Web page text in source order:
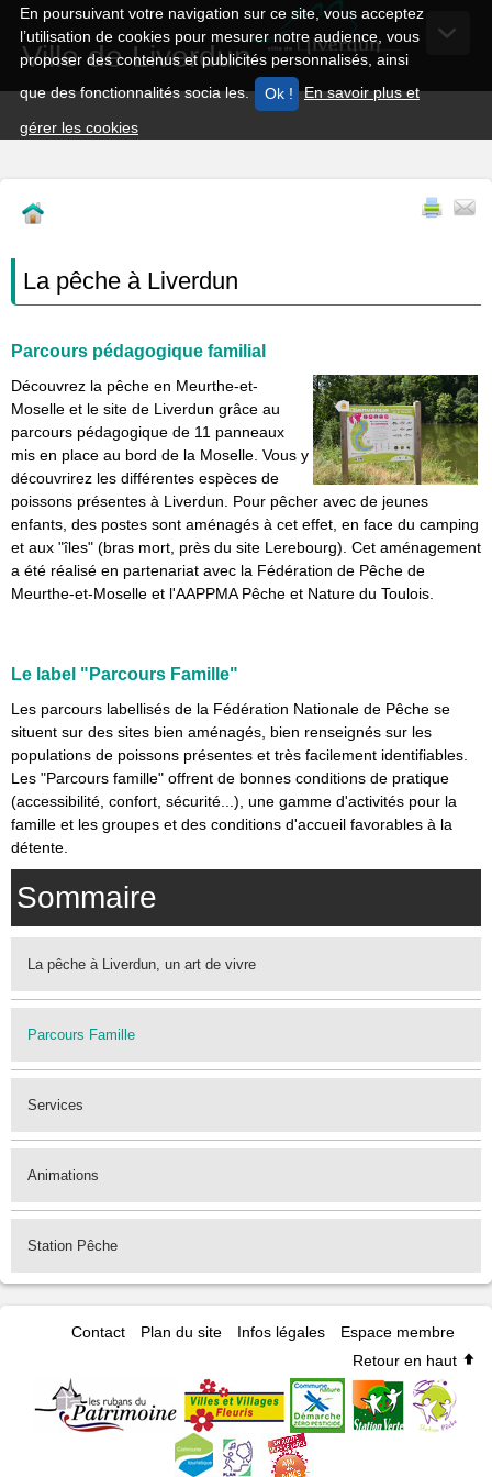
En poursuivant votre navigation sur ce site, vous acceptez
l’utilisation de cookies pour mesurer notre audience, vous
proposer des contenus et publicités personnalisés, ainsi
que des fonctionnalités socia les.
En savoir plus et
gérer les cookies
Ville de Liverdun
La pêche à Liverdun
Parcours pédagogique familial
Découvrez la pêche en Meurthe-et-
Moselle et le site de Liverdun grâce au
parcours pédagogique de 11 panneaux
mis en place au bord de la Moselle. Vous y
découvrirez les différentes espèces de
poissons présentes à Liverdun. Pour pêcher avec de jeunes
enfants, des postes sont aménagés à cet effet, en face du camping
et aux "îles" (bras mort, près du site Lerebourg). Cet aménagement
a été réalisé en partenariat avec la Fédération de Pêche de
Meurthe-et-Moselle et l'AAPPMA Pêche et Nature du Toulois.
Le label "Parcours Famille"
Les parcours labellisés de la Fédération Nationale de Pêche se
situent sur des sites bien aménagés, bien renseignés sur les
populations de poissons présentes et très facilement identifiables.
Les "Parcours famille" offrent de bonnes conditions de pratique
(accessibilité, confort, sécurité...), une gamme d'activités pour la
famille et les groupes et des conditions d'accueil favorables à la
détente.
Sommaire
La pêche à Liverdun, un art de vivre
Parcours Famille
Services
Animations
Station Pêche
Contact Plan du site Infos légales
Espace membre
Retour en haut